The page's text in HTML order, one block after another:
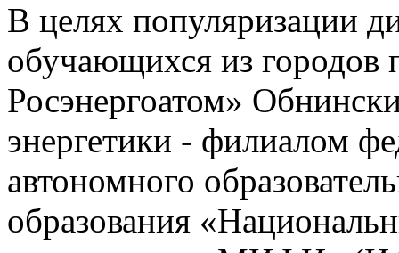
В целях популяризации
обучающихся из городов
Росэнергоатом»
энергетики - филиалом
автономного
образования